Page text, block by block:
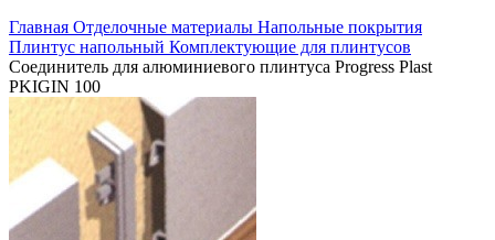
Главная Отделочные материалы Напольные покрытия
Плинтус напольный Комплектующие для плинтусов
Соединитель для алюминиевого плинтуса Progress Plast
PKIGIN 100